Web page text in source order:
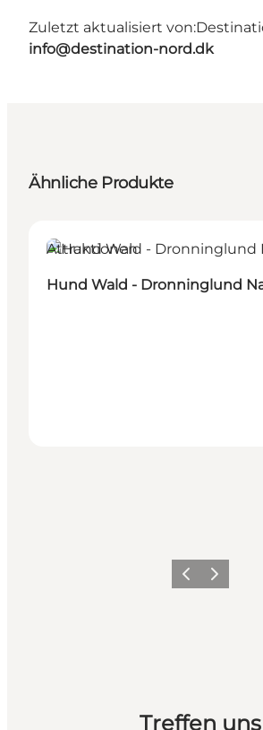
Zuletzt aktualisiert von:
info@destination-nord.dk
Ähnliche Produkte
Attraktionen
Hund Wald - Dronninglund
ZurückWeiter
Treffen uns